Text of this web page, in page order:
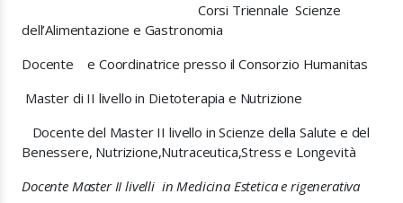
Corsi Triennale Scienze
dell’Alimentazione e Gastronomia
Docente
e Coordinatrice presso il Consorzio Humanitas
Master di II livello in Dietoterapia e Nutrizione
Docente del Master II livello in Scienze della Salute e del
Benessere, Nutrizione,Nutraceutica,Stress e Longevità
Docente Master II livelli in Medicina Estetica e rigenerativa